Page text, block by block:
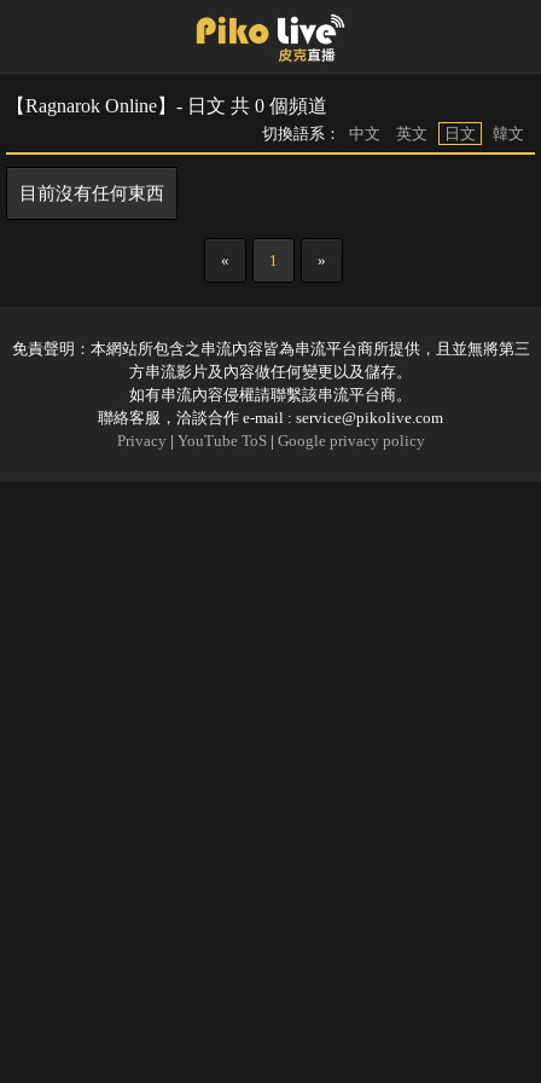
【Ragnarok Online】- 日文 共 0 個頻道
切換語系： 中文 英文 日文 韓文
目前沒有任何東西
« 1 »
免責聲明：本網站所包含之串流內容皆為串流平台商所提供，且並無將第三
方串流影片及內容做任何變更以及儲存。
如有串流內容侵權請聯繫該串流平台商。
聯絡客服，洽談合作 e-mail : service@pikolive.com
Privacy | YouTube ToS| Google privacy policy